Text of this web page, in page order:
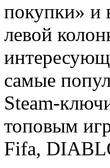
покупки» и
левой
самые
Steam-
топовым
Fifa,